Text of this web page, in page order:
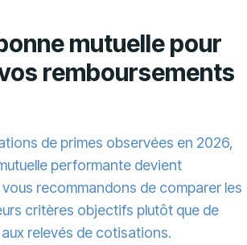
mutuelle pour
remboursements
de primes observées en 2026,
performante devient
recommandons de comparer les
critères objectifs plutôt que de
relevés de cotisations.